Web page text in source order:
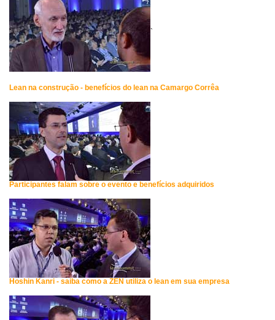
`
Lean na construção - benefícios do lean na Camargo Corrêa
Participantes falam sobre o evento e benefícios adquiridos
Hoshin Kanri - saiba como a ZEN utiliza o lean em sua empresa